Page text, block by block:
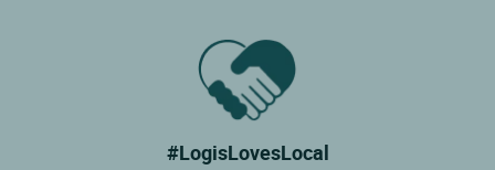
#LogisLovesLocal